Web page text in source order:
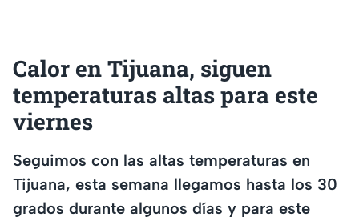
Calor en Tijuana, siguen
temperaturas altas para este
viernes
Seguimos con las altas temperaturas en
Tijuana, esta semana llegamos hasta los 30
grados durante algunos días y para este